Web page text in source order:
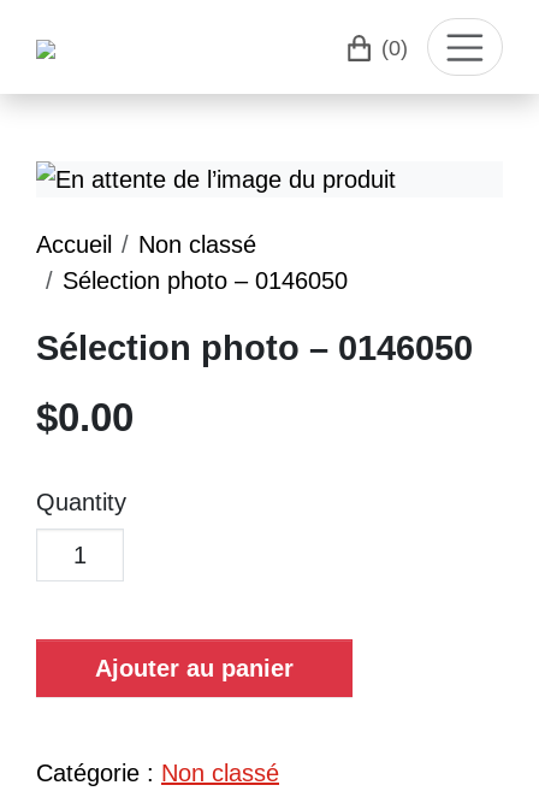
(0)
Accueil
Non classé
Sélection photo – 0146050
Sélection photo – 0146050
$0.00
Quantity
Ajouter au panier
Catégorie : Non classé